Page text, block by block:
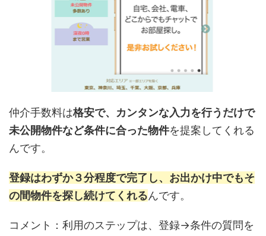
仲介手数料は格安で、カンタンな入力を行うだけで
未公開物件など条件に合った物件を提案してくれる
んです。
登録はわずか３分程度で完了し、お出かけ中でもそ
の間物件を探し続けてくれるんです。
コメント：利用のステップは、登録→条件の質問を